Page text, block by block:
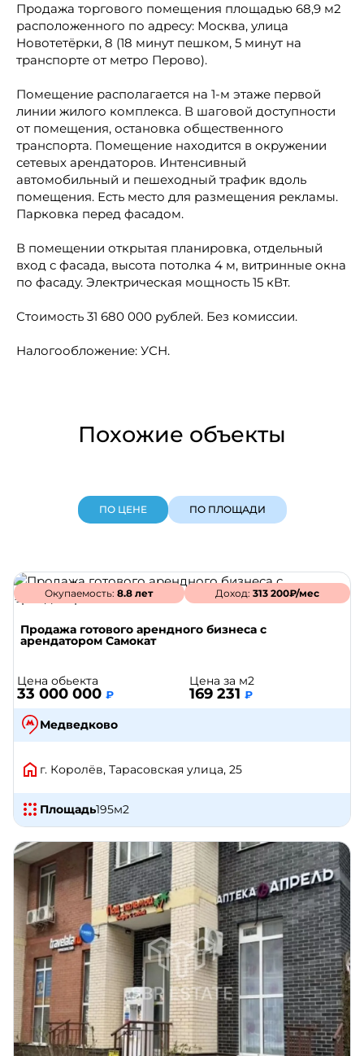
Продажа торгового помещения площадью 68,9 м2
расположенного по адресу: Москва, улица
Новотетёрки, 8 (18 минут пешком, 5 минут на
транспорте от метро Перово).
Помещение располагается на 1-м этаже первой
линии жилого комплекса. В шаговой доступности
от помещения, остановка общественного
транспорта. Помещение находится в окружении
сетевых арендаторов. Интенсивный
автомобильный и пешеходный трафик вдоль
помещения. Есть место для размещения рекламы.
Парковка перед фасадом.
В помещении открытая планировка, отдельный
вход с фасада, высота потолка 4 м, витринные окна
по фасаду. Электрическая мощность 15 кВт.
Стоимость 31 680 000 рублей. Без комиссии.
Налогообложение: УСН.
Похожие объекты
ПО ЦЕНЕ ПО ПЛОЩАДИ
Окупаемость:8.8 лет Доход: 313 200₽/мес
Продажа готового арендного бизнеса с
арендатором Самокат
Цена обьекта
33 000 000 ₽
Цена за м2
169 231 ₽
Медведково
г. Королёв, Тарасовская улица, 25
Площадь195м2